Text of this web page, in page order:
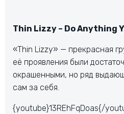
Thin Lizzy – Do Anything
«Thin Lizzy» — прекрасная
её проявления были
окрашенными, но ряд
сам за себя.
{youtube}13REhFqDoas{/